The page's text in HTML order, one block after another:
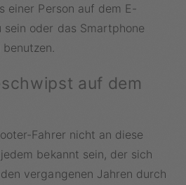
einer Person auf dem E-
oder das Smartphone
auf dem
Fahrer nicht an diese
bekannt sein, der sich
vergangenen Jahren durch